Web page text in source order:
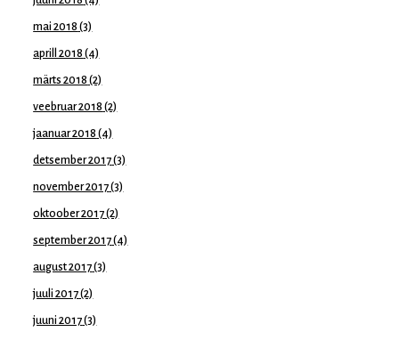
mai 2018 (3)
aprill 2018 (4)
märts 2018 (2)
veebruar 2018 (2)
jaanuar 2018 (4)
detsember 2017(3)
november 2017(3)
oktoober 2017(2)
september 2017(4)
august 2017(3)
juuli 2017(2)
juuni 2017(3)